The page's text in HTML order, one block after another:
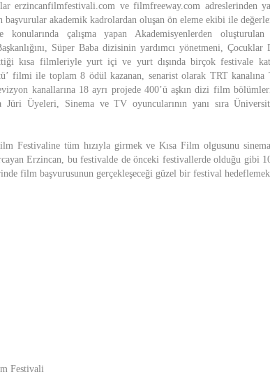
erzincanfilmfestivali.com ve filmfreeway.com adreslerinden
başvurular akademik kadrolardan oluşan ön eleme ekibi ile
çalışma yapan Akademisyenlerden
Süper Baba dizisinin yardımcı yönetmeni,
kısa filmleriyle yurt içi ve yurt dışında birçok festivale
filmi ile toplam 8 ödül kazanan, senarist olarak TRT kanalına
kanallarına 18 ayrı projede 400’ü aşkın dizi film
Jüri Üyeleri, Sinema ve TV oyuncularının yanı sıra
Festivaline tüm hızıyla girmek ve Kısa Film olgusunu
Erzincan, bu festivalde de önceki festivallerde olduğu gibi
film başvurusunun gerçekleşeceği güzel bir festival
Festivali